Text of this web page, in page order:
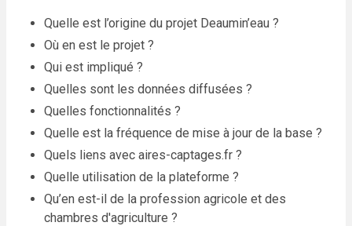
Quelle est l’origine du projet Deaumin’eau ?
Où en est le projet ?
Qui est impliqué ?
Quelles sont les données diffusées ?
Quelles fonctionnalités ?
Quelle est la fréquence de mise à jour de la base ?
Quels liens avec aires-captages.fr ?
Quelle utilisation de la plateforme ?
Qu’en est-il de la profession agricole et des
chambres d'agriculture ?